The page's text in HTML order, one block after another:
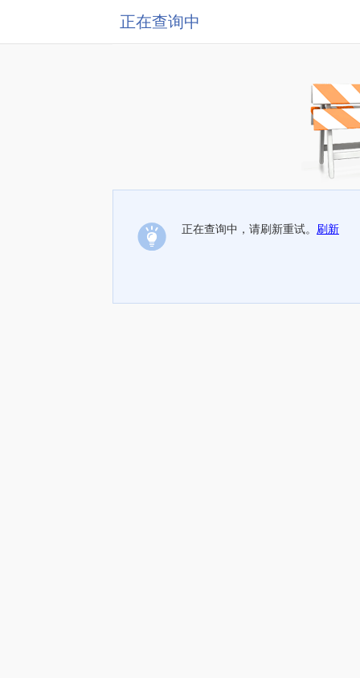
正在查询中
正在查询中，请刷新重试。 刷新